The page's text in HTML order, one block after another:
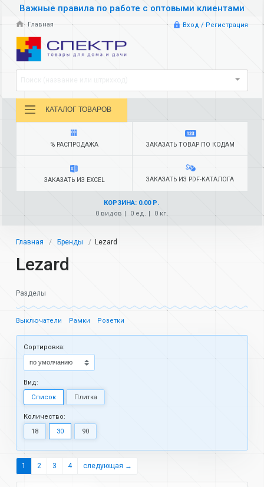
Важные правила по работе с оптовыми клиентами
Главная Вход / Регистрация
КАТАЛОГ ТОВАРОВ
% РАСПРОДАЖА ЗАКАЗАТЬ ТОВАР ПО КОДАМ
ЗАКАЗАТЬ ИЗ EXCEL ЗАКАЗАТЬ ИЗ PDF-КАТАЛОГА
КОРЗИНА: 0.00 Р.
0 видов
0 ед. 0 кг.
Главная Бренды Lezard
Lezard
Разделы
Выключатели Рамки Розетки
Cортировка:
Вид:
Список
Плитка
Количество:
18
30 90
1 2 3 4 следующая →